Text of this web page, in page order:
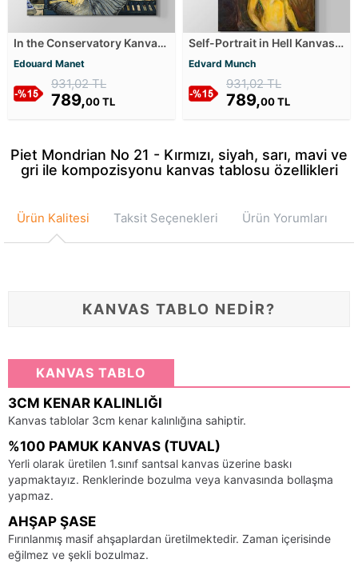
In the Conservatory Kanvas
Edouard Manet
931,02 TL
789,00 TL
Self-Portrait in Hell Kanvas
Edvard Munch
931,02 TL
789,00 TL
Piet Mondrian No 21 - Kırmızı, siyah, sarı, mavi ve
gri ile kompozisyonu kanvas tablosu özellikleri
Ürün Kalitesi Taksit Seçenekleri Ürün Yorumları
KANVAS TABLO NEDİR?
KANVAS TABLO
3CM KENAR KALINLIĞI
Kanvas tablolar 3cm kenar kalınlığına sahiptir.
%100 PAMUK KANVAS (TUVAL)
Yerli olarak üretilen 1.sınıf santsal kanvas üzerine baskı
yapmaktayız. Renklerinde bozulma veya kanvasında bollaşma
yapmaz.
AHŞAP ŞASE
Fırınlanmış masif ahşaplardan üretilmektedir. Zaman içerisinde
eğilmez ve şekli bozulmaz.